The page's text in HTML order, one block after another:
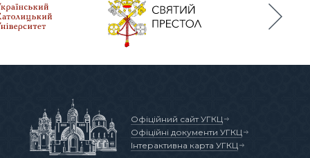
Офіційний сайт УГКЦ
Офіційні документи УГКЦ
Інтерактивна карта УГКЦ